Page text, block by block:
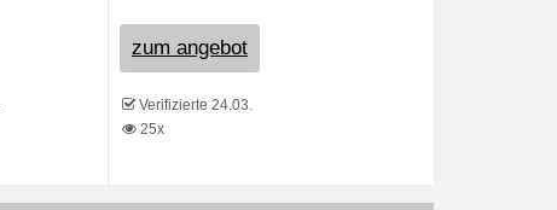
zum angebot
Verifizierte 24.03.
25x